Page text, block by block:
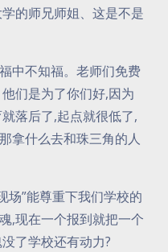
的师兄师姐、这是不是
中不知福。老师们免费
们是为了你们好,因为
落后了,起点就很低了,
拿什么去和珠三角的人
场”能尊重下我们学校的
,现在一个报到就把一个
了学校还有动力?